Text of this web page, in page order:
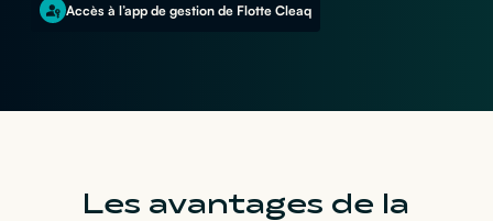
Accès à l’app de gestion de Flotte Cleaq
Les avantages de la